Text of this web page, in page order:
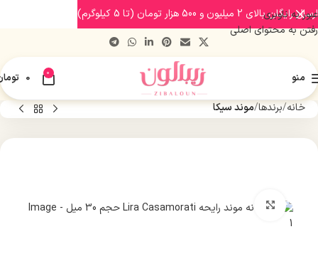
عبور به ناوبری
رفتن به محتوای اصلی
منو 0
0
خانه برندها موند سیکا
بزرگنمایی تصویر
ارسال رایگان بالای 2 میلیون و 500 هزار تومان (تا 5 کیلوگرم)